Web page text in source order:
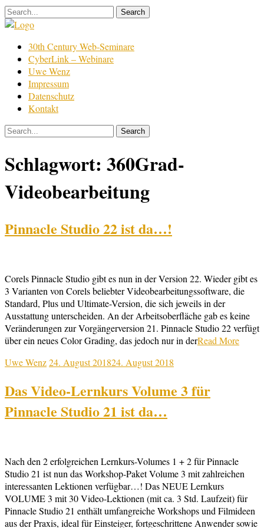
Skip
to
Film
Bearbeitung
30th Century Web-Seminare
CyberLink – Webinare
Uwe Wenz
Impressum
Datenschutz
Kontakt
Schlagwort: 360Grad-
Videobearbeitung
Pinnacle Studio 22 ist da…!
Corels Pinnacle Studio gibt es nun in der Version 22. Wieder gibt es
3 Varianten von Corels beliebter Videobearbeitungssoftware, die
Standard, Plus und Ultimate-Version, die sich jeweils in der
Ausstattung unterscheiden. An der Arbeitsoberfläche gab es keine
Veränderungen zur Vorgängerversion 21. Pinnacle Studio 22 verfügt
über ein neues Color Grading, das jedoch nur in derRead More
Uwe Wenz24. August 201824. August 2018
Das Video-Lernkurs Volume 3 für
Pinnacle Studio 21 ist da…
Nach den 2 erfolgreichen Lernkurs-Volumes 1 + 2 für Pinnacle
Studio 21 ist nun das Workshop-Paket Volume 3 mit zahlreichen
interessanten Lektionen verfügbar…! Das NEUE Lernkurs
VOLUME 3 mit 30 Video-Lektionen (mit ca. 3 Std. Laufzeit) für
Pinnacle Studio 21 enthält umfangreiche Workshops und Filmideen
aus der Praxis, ideal für Einsteiger, fortgeschrittene Anwender sowie